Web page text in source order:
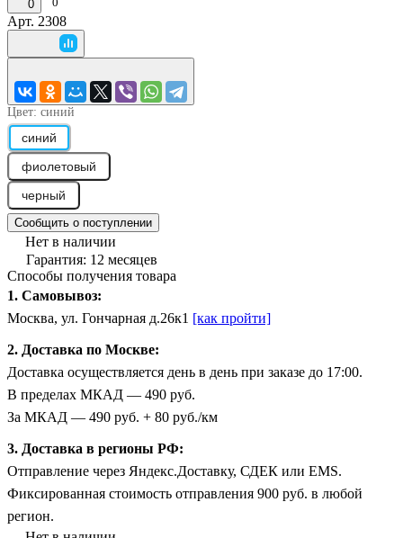
0
Арт. 2308
Цвет: синий
синий
фиолетовый
черный
Сообщить о поступлении
Нет в наличии
Гарантия: 12 месяцев
Способы получения товара
1. Самовывоз:
Москва, ул. Гончарная д.26к1 [как пройти]
2. Доставка по Москве:
Доставка осуществляется день в день при заказе до 17:00.
В пределах МКАД — 490 руб.
За МКАД — 490 руб. + 80 руб./км
3. Доставка в регионы РФ:
Отправление через Яндекс.Доставку, СДЕК или EMS.
Фиксированная стоимость отправления 900 руб. в любой
регион.